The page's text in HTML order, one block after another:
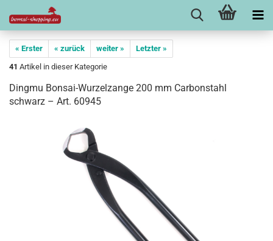
« Erster « zurück weiter »
Letzter »
41 Artikel in dieser Kategorie
Dingmu Bonsai-Wurzelzange 200 mm Carbonstahl
schwarz – Art. 60945